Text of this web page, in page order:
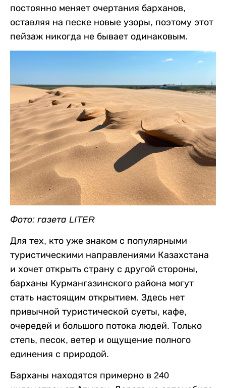
постоянно меняет очертания барханов,
оставляя на песке новые узоры, поэтому этот
пейзаж никогда не бывает одинаковым.
Фото: газета LITER
Для тех, кто уже знаком с популярными
туристическими направлениями Казахстана
и хочет открыть страну с другой стороны,
барханы Курмангазинского района могут
стать настоящим открытием. Здесь нет
привычной туристической суеты, кафе,
очередей и большого потока людей. Только
степь, песок, ветер и ощущение полного
единения с природой.
Барханы находятся примерно в 240